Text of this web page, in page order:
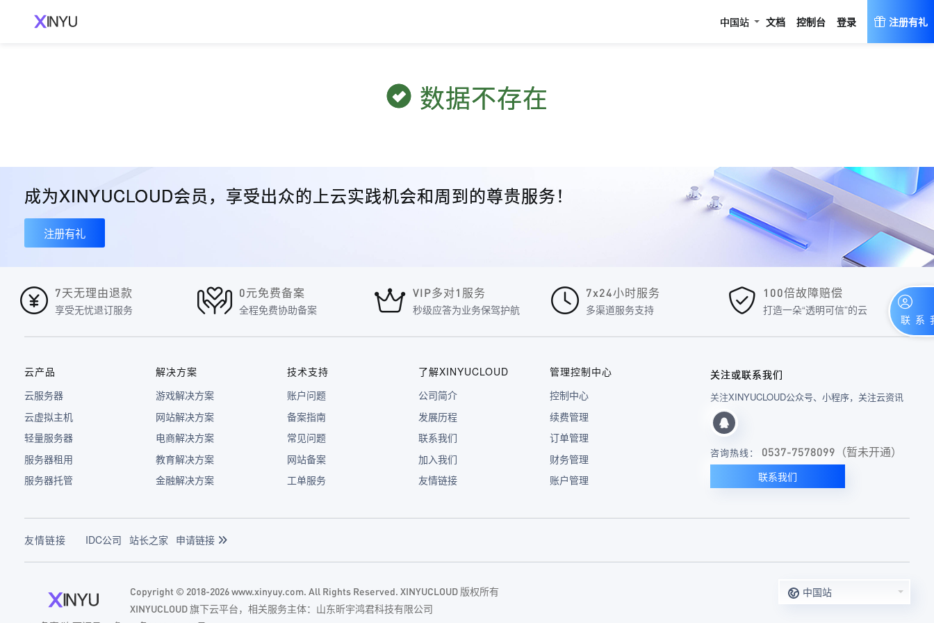
中国站 文档 控制台 登录 注册有礼
数据不存在
成为XINYUCLOUD会员，享受出众的上云实践机会和周到的尊贵服务！
注册有礼
7天无理由退款
享受无忧退订服务
0元免费备案
全程免费协助备案
VIP多对1服务
秒级应答为业务保驾护航
7x24小时服务
多渠道服务支持
100倍故障赔偿
打造一朵“透明可信”的云
云产品
云服务器
云虚拟主机
轻量服务器
服务器租用
服务器托管
解决方案
游戏解决方案
网站解决方案
电商解决方案
教育解决方案
金融解决方案
技术支持
账户问题
备案指南
常见问题
网站备案
工单服务
了解XINYUCLOUD
公司简介
发展历程
联系我们
加入我们
友情链接
管理控制中心
控制中心
续费管理
订单管理
财务管理
账户管理
关注或联系我们
关注XINYUCLOUD公众号、小程序，关注云资讯
咨询热线： 0537-7578099（暂未开通）
联系我们
友情链接 IDC公司 站长之家 申请链接
Copyright © 2018-2026 www.xinyuy.com. All Rights Reserved. XINYUCLOUD 版权所有
XINYUCLOUD 旗下云平台，相关服务主体：山东昕宇鸿君科技有限公司
中国站